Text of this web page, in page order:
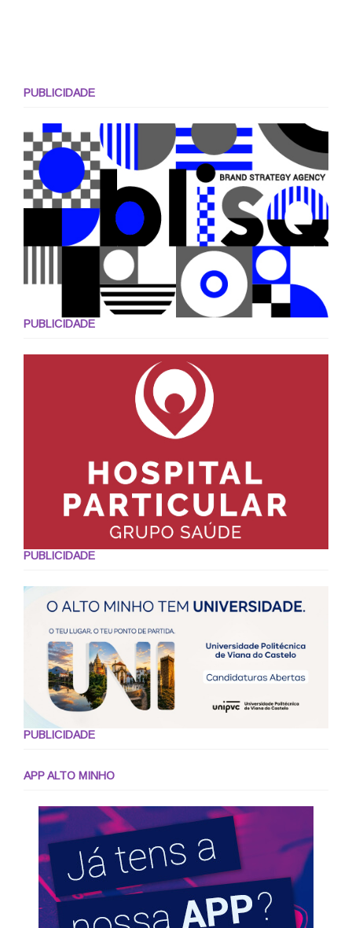
PUBLICIDADE
PUBLICIDADE
PUBLICIDADE
PUBLICIDADE
APP ALTO MINHO